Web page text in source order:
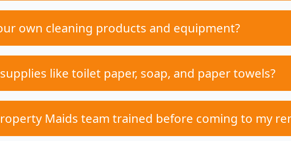
own cleaning products and equipment?
like toilet paper, soap, and paper towels?
Maids team trained before coming to my